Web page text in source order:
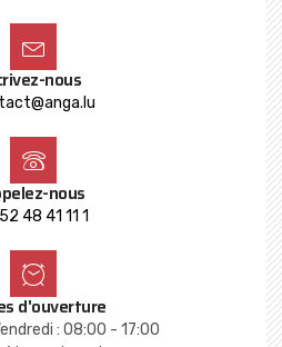
nous
nous
48 41 11 1
d'ouverture
: 08:00 - 17:00